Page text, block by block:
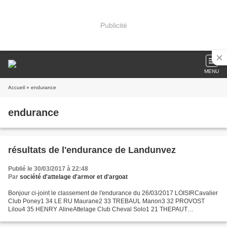
Publicité
MENU
Accueil » endurance
endurance
résultats de l'endurance de Landunvez
Publié le 30/03/2017 à 22:48
Par société d'attelage d'armor et d'argoat
Bonjour ci-joint le classement de l'endurance du 26/03/2017 LOISIRCavalier
Club Poney1 34 LE RU Maurane2 33 TREBAUL Manon3 32 PROVOST
Lilou4 35 HENRY AlineAttelage Club Cheval Solo1 21 THEPAUT